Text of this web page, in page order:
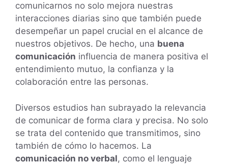
comunicarnos no solo mejora nuestras
interacciones diarias sino que también puede
desempeñar un papel crucial en el alcance de
nuestros objetivos. De hecho, una buena
comunicación influencia de manera positiva el
entendimiento mutuo, la confianza y la
colaboración entre las personas.
Diversos estudios han subrayado la relevancia
de comunicar de forma clara y precisa. No solo
se trata del contenido que transmitimos, sino
también de cómo lo hacemos. La
comunicación no verbal, como el lenguaje